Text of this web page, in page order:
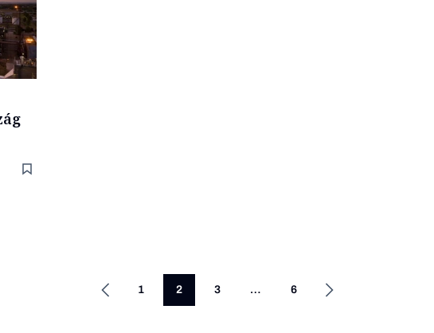
1 2 3 … 6